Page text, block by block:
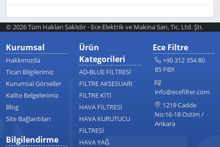
© 2026 Tüm Hakları Saklıdır - Ece Elektrik ve Makina San. Tic. Ltd. Şti.
Kurumsal
Hakkımızda
Ticari Bilgilerimiz
Kurumsal Görseller
Kalite Belgelerimiz
Blog
Site Bağlantıları
Bilgilendirme
Ürün
Kategorileri
AD-BLUE FİLTRESİ
FİLTRE AKSESUARI
FİLTRE KİTİ
HAVA FİLTRESİ
HAVA KURUTUCU
FİLTRESİ
HAVA YAĞ
Ece Filtre
+90 312 354 80
85 PBX
info@ecefilter.com
1219 Cadde
No:16-18 Ostim /
Ankara